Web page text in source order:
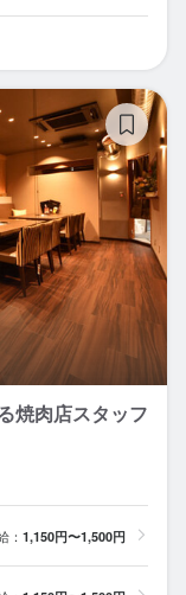
焼肉店スタッフ
： 1,150円〜1,500円